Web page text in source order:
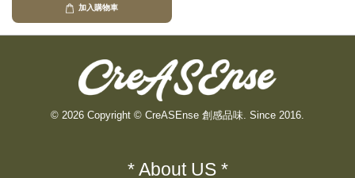
加入購物車
© 2026 Copyright © CreASEnse 創感品味. Since 2016.
* About US *